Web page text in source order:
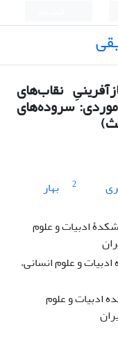
نقاب‌های
سروده‌های
2
بهار
ادبیات و علوم
و علوم انسانی،
ادبیات و علوم